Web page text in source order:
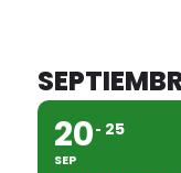
20
SEP
25